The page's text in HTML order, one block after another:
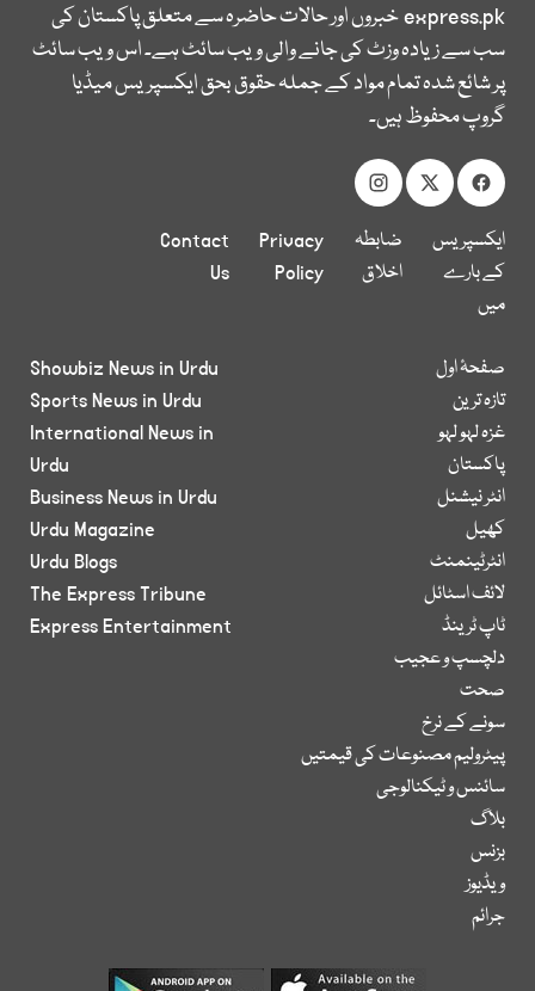
express.pkخبروں اور حالات حاضرہ سے متعلق پاکستان کی
سب سے زیادہ وزٹ کی جانے والی ویب سائٹ ہے۔ اس ویب سائٹ
پر شائع شدہ تمام مواد کے جملہ حقوق بحق ایکسپریس میڈیا
گروپ محفوظ ہیں۔
ایکسپریس
کے بارے
میں
ضابطہ
اخلاق
Privacy
Policy
Contact
Us
صفحۂ اول
تازہ ترین
غزہ لہو لہو
پاکستان
انٹر نیشنل
کھیل
انٹرٹینمنٹ
لائف اسٹائل
ٹاپ ٹرینڈ
دلچسپ و عجیب
صحت
سونے کے نرخ
پیٹرولیم مصنوعات کی قیمتیں
سائنس و ٹیکنالوجی
بلاگ
بزنس
ویڈیوز
جرائم
Showbiz News in Urdu
Sports News in Urdu
International News in
Urdu
Business News in Urdu
Urdu Magazine
Urdu Blogs
The Express Tribune
Express Entertainment